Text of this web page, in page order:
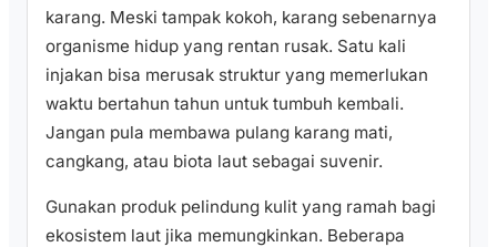
karang. Meski tampak kokoh, karang sebenarnya
organisme hidup yang rentan rusak. Satu kali
injakan bisa merusak struktur yang memerlukan
waktu bertahun tahun untuk tumbuh kembali.
Jangan pula membawa pulang karang mati,
cangkang, atau biota laut sebagai suvenir.
Gunakan produk pelindung kulit yang ramah bagi
ekosistem laut jika memungkinkan. Beberapa